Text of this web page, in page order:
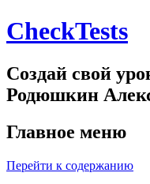
CheckTests
Создай свой
Родюшкин
Главное меню
Перейти к содержанию